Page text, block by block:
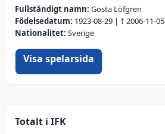
Fullständigt namn: Gösta Löfgren
Födelsedatum: 1923-08-29 | † 2006-11-05
Nationalitet: Sverige
Visa spelarsida
Totalt i IFK